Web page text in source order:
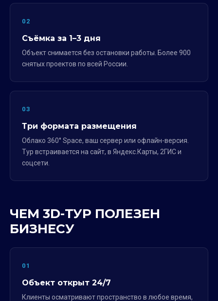
02
Съёмка за 1–3 дня
Объект снимается без остановки работы. Более 900
снятых проектов по всей России.
03
Три формата размещения
Облако 360° Space, ваш сервер или офлайн-версия.
Тур встраивается на сайт, в Яндекс.Карты, 2ГИС и
соцсети.
ЧЕМ 3D-ТУР ПОЛЕЗЕН
БИЗНЕСУ
01
Объект открыт 24/7
Клиенты осматривают пространство в любое время,